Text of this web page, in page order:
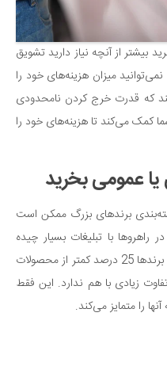
بیشتر از آنچه نیاز دارید تشویق
میزان هزینه‌های خود را
که قدرت خرج کردن نامحدودی
کمک می‌کند تا هزینه‌های خود را
برندهای بزرگ ممکن است
راهروها با تبلیغات بسیار چیده
شده‌است، باشد. در واقع، محصولات این برندها 25 درصد کمتر از محصولات
زیادی با هم ندارد. این فقط
را متمایز می‌کند.